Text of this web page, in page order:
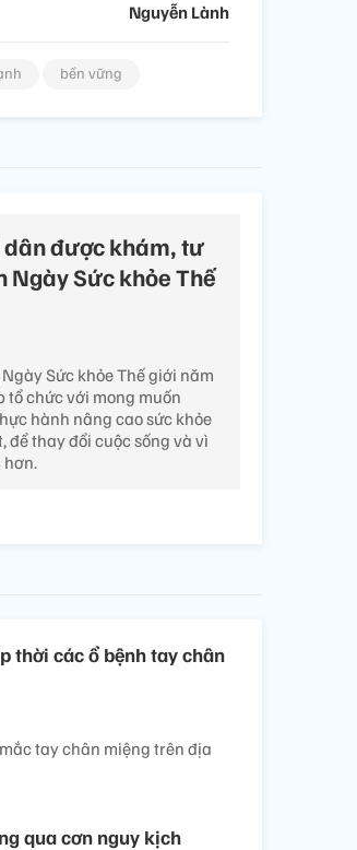
Nguyễn Lành
bền vững
được khám, tư
Ngày Sức khỏe Thế
Sức khỏe Thế giới năm
tổ chức với mong muốn
hành nâng cao sức khỏe
để thay đổi cuộc sống và vì
hơn.
thời các ổ bệnh tay chân
tay chân miệng trên địa
qua cơn nguy kịch